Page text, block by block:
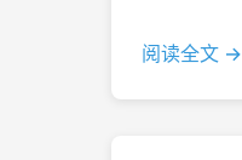
阅读全文 →